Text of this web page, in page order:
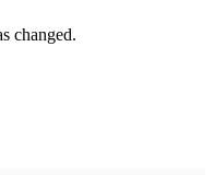
changed.